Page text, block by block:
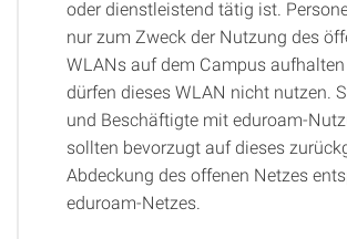
oder dienstleistend tätig ist.
nur zum Zweck der Nutzung des
WLANs auf dem Campus
dürfen dieses WLAN nicht nutzen.
und Beschäftigte mit eduroam-
sollten bevorzugt auf dieses
Abdeckung des offenen Netzes
eduroam-Netzes.